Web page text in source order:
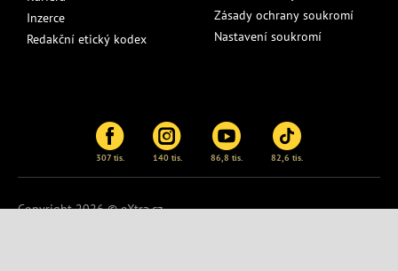
Inzerce
Redakční etický kodex
Zásady ochrany soukromí
Nastavení soukromí
307 tis. 140 tis. 86,8 tis. 82,6 tis.
Copyright 2026 © eXtra.cz